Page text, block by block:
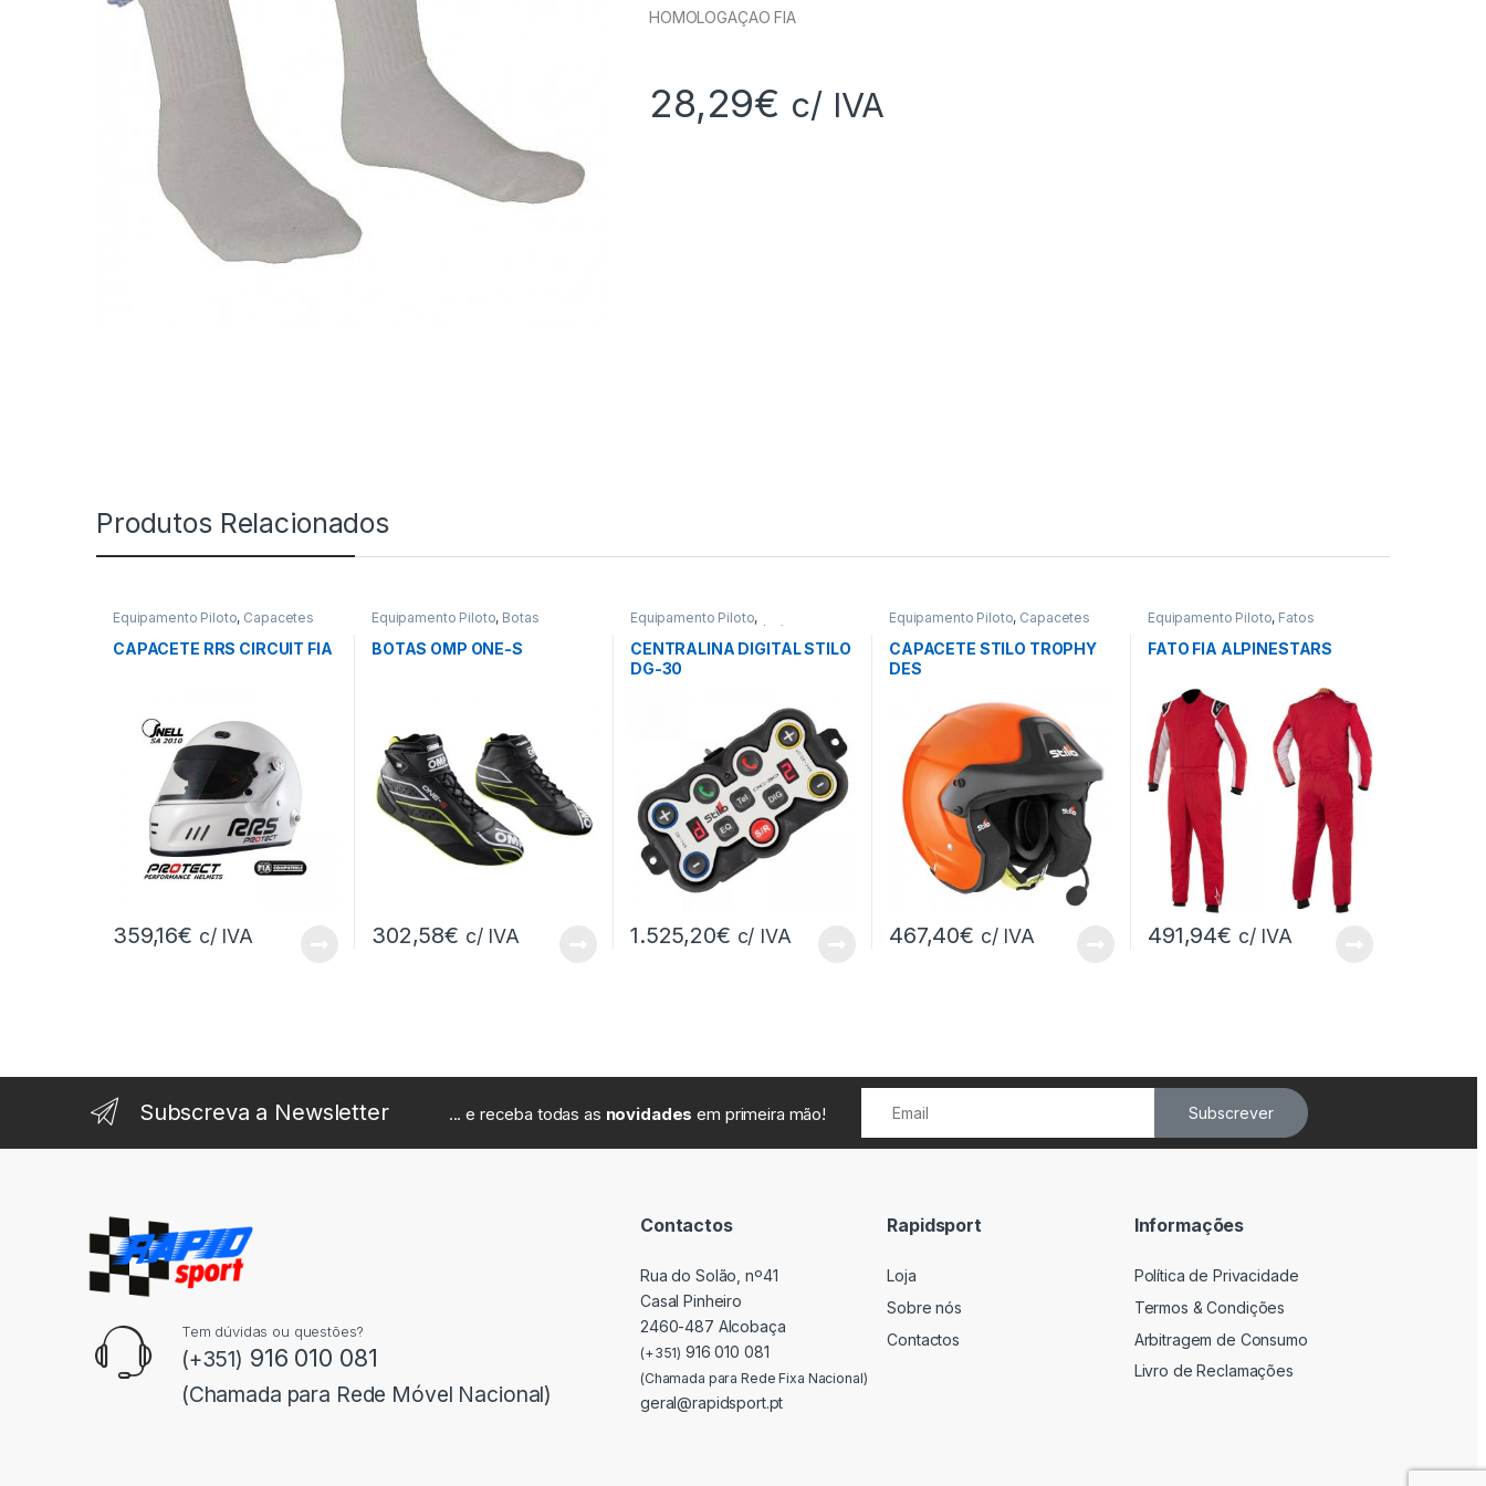
HOMOLOGAÇAO FIA
28,29€ c/ IVA
Produtos Relacionados
Equipamento Piloto, Capacetes
CAPACETE RRS CIRCUIT FIA
359,16€ c/ IVA
Equipamento Piloto, Botas
BOTAS OMP ONE-S
302,58€ c/ IVA
Equipamento Piloto,
Intercomunicadores / Rádios
CENTRALINA DIGITAL STILO
DG-30
1.525,20€ c/ IVA
Equipamento Piloto, Capacetes
CAPACETE STILO TROPHY
DES
467,40€ c/ IVA
Equipamento Piloto, Fatos
FATO FIA ALPINESTARS
491,94€ c/ IVA
Subscreva a Newsletter ... e receba todas as novidades em primeira mão! Subscrever
Tem dúvidas ou questões?
(+351) 916 010 081
(Chamada para Rede Móvel Nacional)
Contactos
Rua do Solão, nº41
Casal Pinheiro
2460-487 Alcobaça
(+351) 916 010 081
(Chamada para Rede Fixa Nacional)
geral@rapidsport.pt
Rapidsport
Loja
Sobre nós
Contactos
Informações
Política de Privacidade
Termos & Condições
Arbitragem de Consumo
Livro de Reclamações